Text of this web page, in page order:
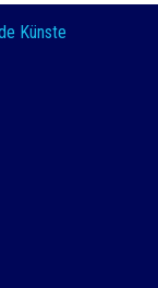
Künste